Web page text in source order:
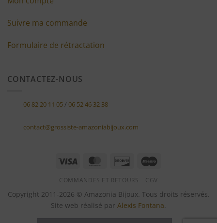
Suivre ma commande
Formulaire de rétractation
CONTACTEZ-NOUS
06 82 20 11 05/ 06 52 46 32 38
contact@grossiste-amazoniabijoux.com
Visa MasterCardDiscover
COMMANDES ET RETOURS CGV
Copyright 2011-2026 © Amazonia Bijoux. Tous droits réservés.
Site web réalisé par Alexis Fontana.